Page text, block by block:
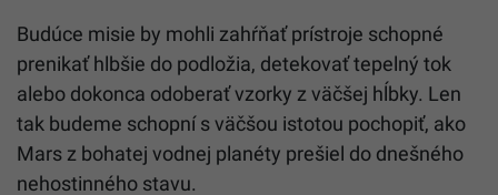
Budúce misie by mohli zahŕňať prístroje schopné
prenikať hlbšie do podložia, detekovať tepelný tok
alebo dokonca odoberať vzorky z väčšej hĺbky. Len
tak budeme schopní s väčšou istotou pochopiť, ako
Mars z bohatej vodnej planéty prešiel do dnešného
nehostinného stavu.